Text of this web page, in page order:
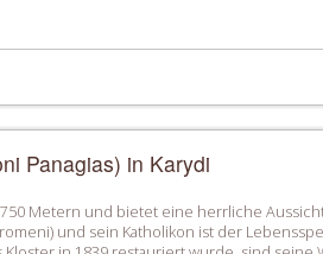
Panagias) in Karydi
Metern und bietet eine herrliche
und sein Katholikon ist der